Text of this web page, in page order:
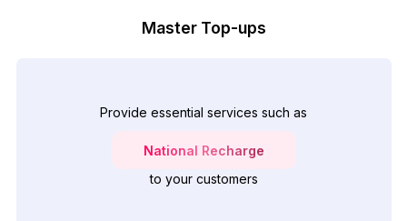
Master Top-ups
Provide essential services such as
National Recharge
to your customers